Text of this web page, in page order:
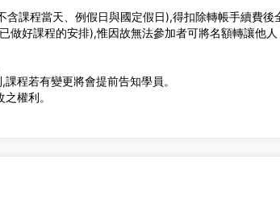
課程當天、例假日與國定假日),得扣除轉帳手續費後
好課程的安排),惟因故無法參加者可將名額轉讓他人
程若有變更將會提前告知學員。
權利。